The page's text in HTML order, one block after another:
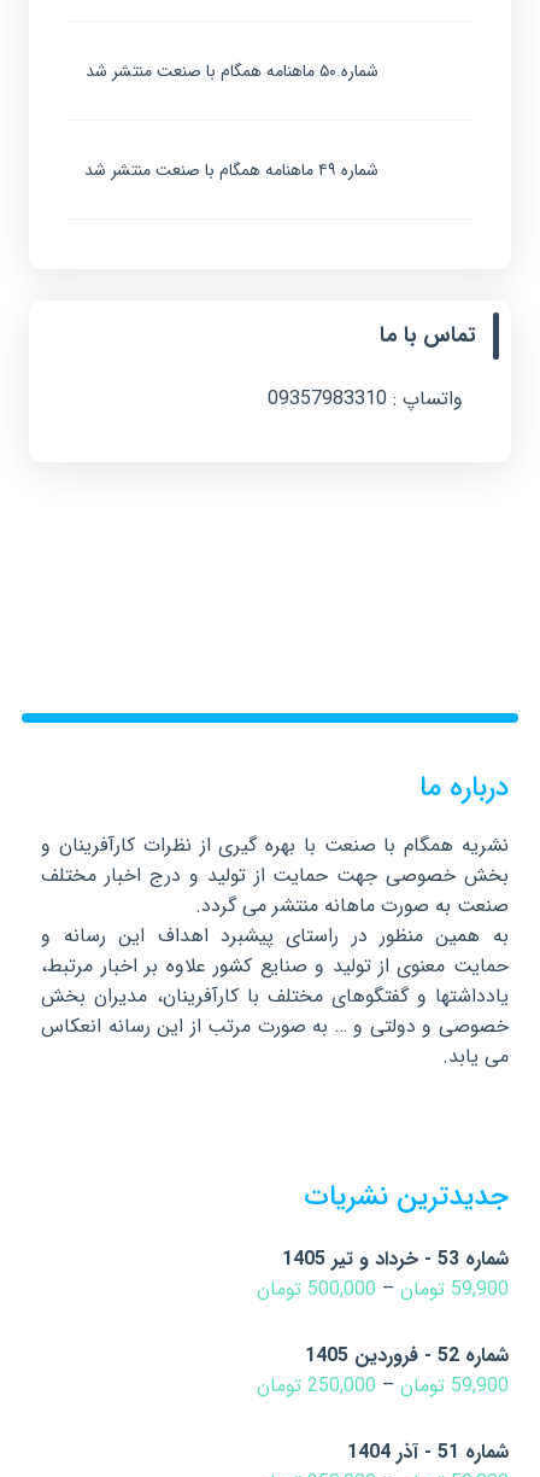
شماره ۵۰ ماهنامه همگام با صنعت منتشر شد
شماره ۴۹ ماهنامه همگام با صنعت منتشر شد
تماس با ما
واتساپ : 09357983310
درباره ما
نشریه همگام با صنعت با بهره گیری از نظرات کارآفرینان و
بخش خصوصی جهت حمایت از تولید و درج اخبار مختلف
صنعت به صورت ماهانه منتشر می گردد.
به همین منظور در راستای پیشبرد اهداف این رسانه و
حمایت معنوی از تولید و صنایع کشور علاوه بر اخبار مرتبط،
یادداشتها و گفتگوهای مختلف با کارآفرینان، مدیران بخش
خصوصی و دولتی و … به صورت مرتب از این رسانه انعکاس
می یابد.
جدیدترین نشریات
شماره 53 - خرداد و تیر 1405
59,900 تومان –
500,000 تومان
شماره 52 - فروردین 1405
59,900 تومان –
250,000 تومان
شماره 51 - آذر 1404